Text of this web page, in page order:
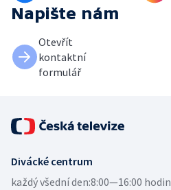
Napište nám
Otevřít
kontaktní
formulář
Divácké centrum
každý všední den:8:00—16:00 hodin